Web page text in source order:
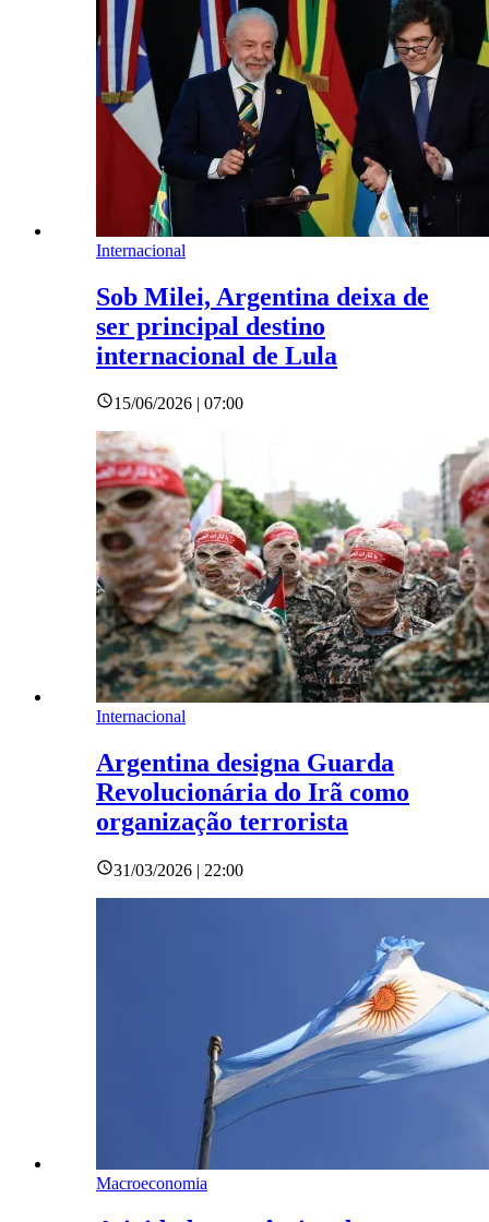
Internacional
Sob Milei, Argentina deixa de
ser principal destino
internacional de Lula
15/06/2026 | 07:00
Internacional
Argentina designa Guarda
Revolucionária do Irã como
organização terrorista
31/03/2026 | 22:00
Macroeconomia